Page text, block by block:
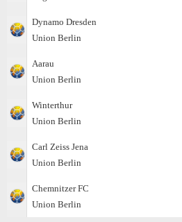
Dynamo Dresden
Union Berlin
Aarau
Union Berlin
Winterthur
Union Berlin
Carl Zeiss Jena
Union Berlin
Chemnitzer FC
Union Berlin